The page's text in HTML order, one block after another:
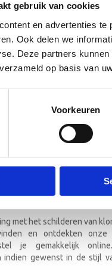
gebruik van cookies
en advertenties
Ook delen we
Deze partners
op basis van
Voorkeuren
de hoogte!
met het schilderen van
en ontdekten onze
je gemakkelijk
indien gewenst in de stijl